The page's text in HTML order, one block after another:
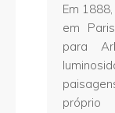
Em
em
para